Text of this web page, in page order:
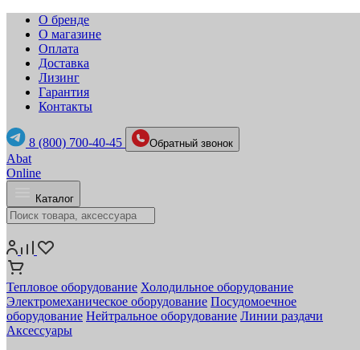
О бренде
О магазине
Оплата
Доставка
Лизинг
Гарантия
Контакты
8 (800) 700-40-45 Обратный звонок
Abat
Online
Каталог
Тепловое оборудование Холодильное оборудование
Электромеханическое оборудование Посудомоечное
оборудование Нейтральное оборудование Линии раздачи
Аксессуары